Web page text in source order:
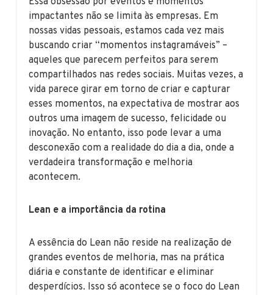
impactantes não se limita às empresas. Em
nossas vidas pessoais, estamos cada vez mais
buscando criar “momentos instagramáveis” –
aqueles que parecem perfeitos para serem
compartilhados nas redes sociais. Muitas vezes, a
vida parece girar em torno de criar e capturar
esses momentos, na expectativa de mostrar aos
outros uma imagem de sucesso, felicidade ou
inovação. No entanto, isso pode levar a uma
desconexão com a realidade do dia a dia, onde a
verdadeira transformação e melhoria
acontecem.
Lean e a importância da rotina
A essência do Lean não reside na realização de
grandes eventos de melhoria, mas na prática
diária e constante de identificar e eliminar
desperdícios. Isso só acontece se o foco do Lean